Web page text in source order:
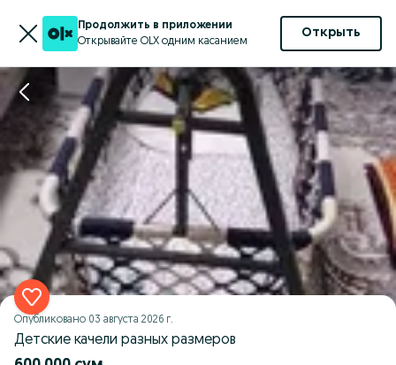
Продолжить в приложении
Открывайте OLX одним касанием
Открыть
Опубликовано 03 августа 2026 г.
Детские качели разных размеров